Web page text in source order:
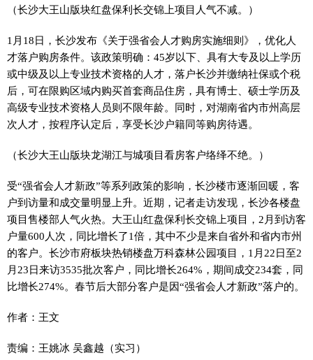
（长沙大王山版块红盘保利长交锦上项目人气不减。）
1月18日，长沙发布《关于强省会人才购房实施细则》，优化人
才落户购房条件。该政策明确：45岁以下、具有大专及以上学历
或中级及以上专业技术资格的人才，落户长沙并缴纳社保或个税
后，可在限购区域内购买首套商品住房，具有博士、硕士学历及
高级专业技术资格人员则不限年龄。同时，对湖南省内市州高层
次人才，按程序认定后，享受长沙户籍同等购房待遇。
（长沙大王山版块龙湖江与城项目看房客户络绎不绝。）
受“强省会人才新政”等系列政策的影响，长沙楼市逐渐回暖，客
户到访量和成交量明显上升。近期，记者走访发现，长沙各楼盘
项目售楼部人气火热。大王山红盘保利长交锦上项目，2月到访客
户量600人次，同比增长了1倍，其中不少是来自省外和省内市州
的客户。长沙市府板块热销楼盘万科森林公园项目，1月22日至2
月23日来访3535批次客户，同比增长264%，期间成交234套，同
比增长274%。春节后大部分客户是因“强省会人才新政”落户的。
作者：王文
责编：王姚冰 吴鑫越（实习）